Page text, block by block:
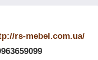
rs-mebel.com.ua/